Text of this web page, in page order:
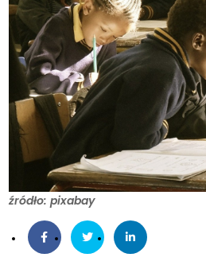
źródło: pixabay